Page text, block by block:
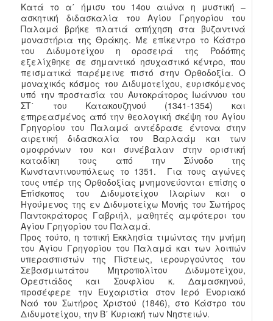
Κατά το α΄ ήμισυ του 14ου αιώνα η μυστική –
ασκητική διδασκαλία του Αγίου Γρηγορίου του
Παλαμά βρήκε πλατιά απήχηση στα βυζαντινά
μοναστήρια της Θράκης. Με επίκεντρο το Κάστρο
του Διδυμοτείχου η οροσειρά της Ροδόπης
εξελίχθηκε σε σημαντικό ησυχαστικό κέντρο, που
πεισματικά παρέμεινε πιστό στην Ορθοδοξία. Ο
μοναχικός κόσμος του Διδυμοτείχου, ευρισκόμενος
υπό την προστασία του Αυτοκράτορος Ιωάννου του
ΣΤ΄ του Κατακουζηνού (1341-1354) και
επηρεασμένος από την θεολογική σκέψη του Αγίου
Γρηγορίου του Παλαμά αντέδρασε έντονα στην
αιρετική διδασκαλία του Βαρλαάμ και των
ομοφρόνων του και συνέβαλαν στην οριστική
καταδίκη τους από την Σύνοδο της
Κωνσταντινουπόλεως το 1351. Για τους αγώνες
τους υπέρ της Ορθοδοξίας μνημονεύονται επίσης ο
Επίσκοπος του Διδυμοτείχου Ιλαρίων και ο
Ηγούμενος της εν Διδυμοτείχω Μονής του Σωτήρος
Παντοκράτορος Γαβριήλ, μαθητές αμφότεροι του
Αγίου Γρηγορίου του Παλαμά.
Προς τούτο, η τοπική Εκκλησία τιμώντας την μνήμη
του Αγίου Γρηγορίου του Παλαμά και των λοιπών
υπερασπιστών της Πίστεως, ιερουργούντος του
Σεβασμιωτάτου Μητροπολίτου Διδυμοτείχου,
Ορεστιάδος και Σουφλίου κ. Δαμασκηνού,
προσέφερε την Ευχαριστία στον Ιερό Ενοριακό
Ναό του Σωτήρος Χριστού (1846), στο Κάστρο του
Διδυμοτείχου, την Β΄ Κυριακή των Νηστειών.